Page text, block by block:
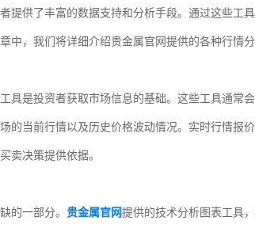
提供了丰富的数据支持和分析手段。通过这些
中，我们将详细介绍贵金属官网提供的各种行情
具是投资者获取市场信息的基础。这些工具通
的当前行情以及历史价格波动情况。实时行情
卖决策提供依据。
的一部分。贵金属官网提供的技术分析图表工具